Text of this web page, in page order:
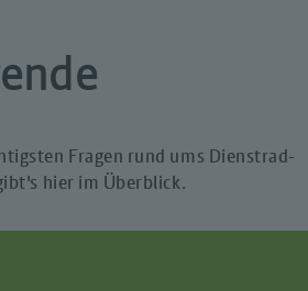
Fragen rund ums Dienstrad-
hier im Überblick.